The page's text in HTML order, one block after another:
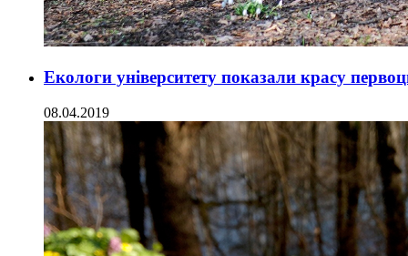
Екологи університету показали красу
08.04.2019